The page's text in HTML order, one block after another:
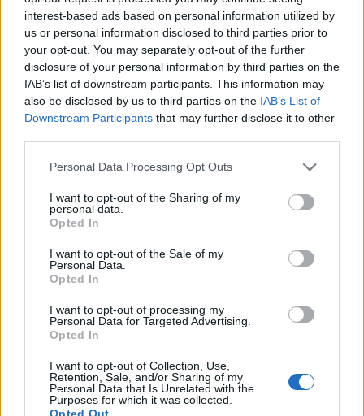
interest-based ads based on personal information utilized by
us or personal information disclosed to third parties prior to
your opt-out. You may separately opt-out of the further
disclosure of your personal information by third parties on the
IAB’s list of downstream participants. This information may
also be disclosed by us to third parties on the IAB’s List of
Downstream Participants that may further disclose it to other
Personal Data Processing Opt Outs
I want to opt-out of the Sharing of my
personal data.
Opted In
I want to opt-out of the Sale of my
Personal Data.
Opted In
I want to opt-out of processing my
Personal Data for Targeted Advertising.
Opted In
I want to opt-out of Collection, Use,
Retention, Sale, and/or Sharing of my
Personal Data that Is Unrelated with the
Purposes for which it was collected.
Opted Out
06.08.2026 - 12.10
3.7 εκατ. ευρώ στον Δήμο Ανδραβίδας-Κυλλήνης
από το Ταμείο Αλληλεγγύης
06.08.2026 - 11.54